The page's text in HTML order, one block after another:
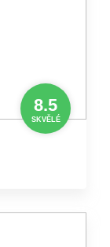
8.5
SKVĚLÉ